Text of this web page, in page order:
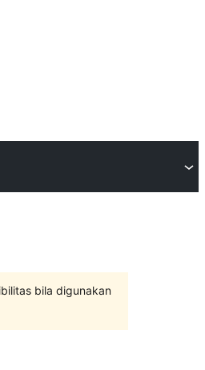
bila digunakan